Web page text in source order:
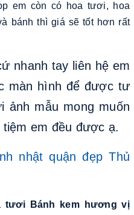
em còn có hoa tươi, hoa
bánh thì giá sẽ tốt hơn rất
nhanh tay liên hệ em
màn hình để được tư
ảnh mẫu mong muốn
tiệm em đều được ạ.
nhật quận đẹp Thủ
tươi Bánh kem hương vị